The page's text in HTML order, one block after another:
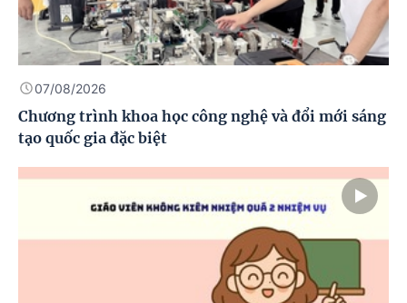
07/08/2026
Chương trình khoa học công nghệ và đổi mới sáng
tạo quốc gia đặc biệt